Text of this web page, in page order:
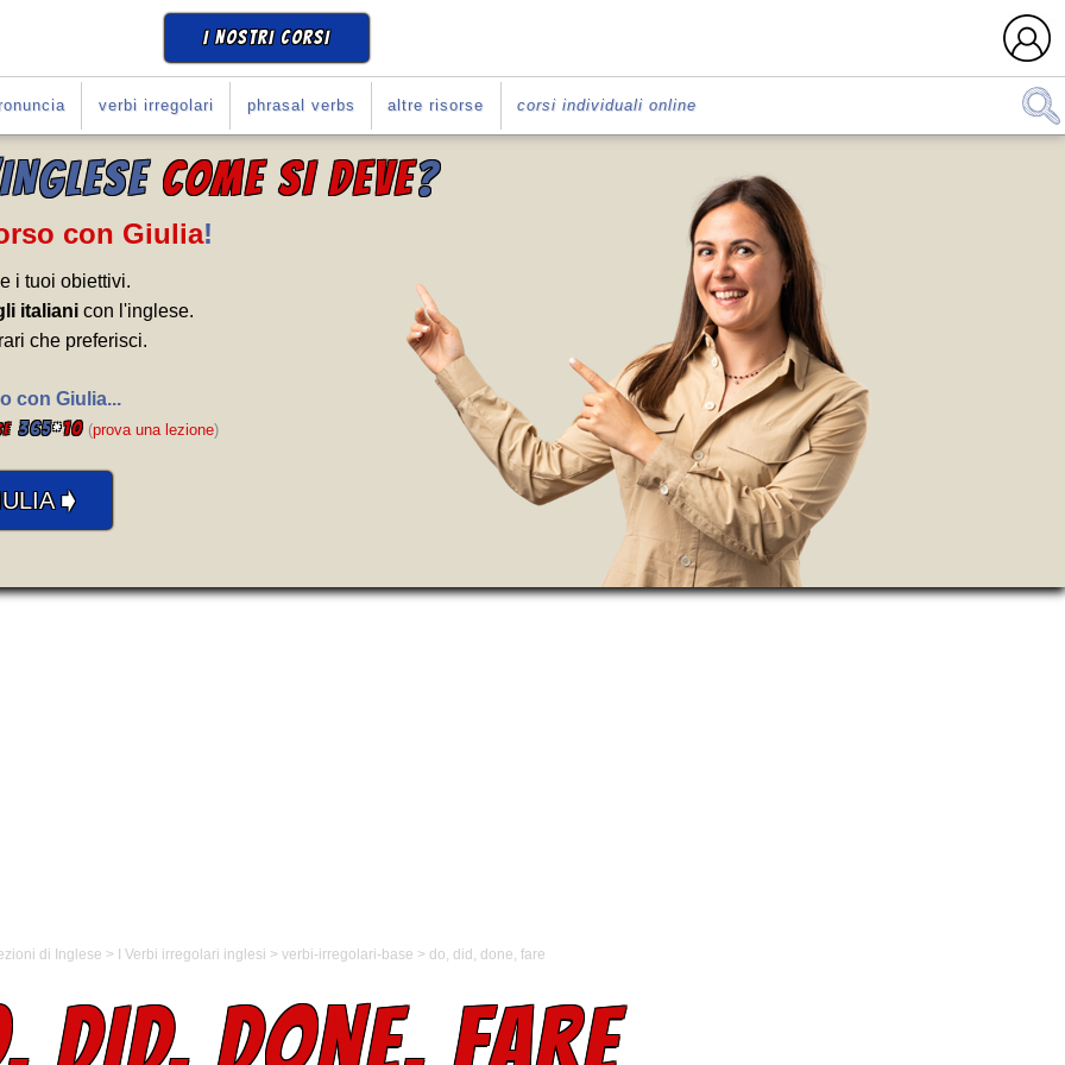
I NOSTRI CORSI
verbi irregolari phrasal verbs altre risorse corsi individuali online
COME SI DEVE?
con Giulia!
i tuoi obiettivi.
italiani con l'inglese.
che preferisci.
con Giulia...
365*10 (prova una lezione)
➧
di Inglese > I Verbi irregolari inglesi > verbi-irregolari-base > do, did, done, fare
DID, DONE, FARE